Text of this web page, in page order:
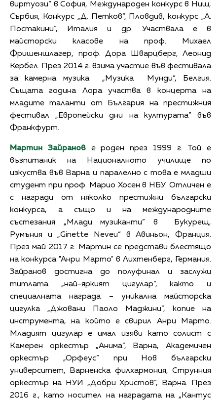
виртуози“ в София, Международен конкурс в Ниш,
Сърбия, Конкурс „Д. Петков“, Пловдив, конкурс „А.
Постакини“, Италия и др. Участвала е в
майсторски класове на проф. Михаел
Фришеншлагер, проф. Дора Шварцберг, Леонид
Кербел. През 2014 г. взима участие във фестивала
за камерна музика „Музика Мунди“, Белгия.
Същата година Лора участва в концерта на
младите таланти от България на престижния
фестивал „Европейски дни на културата” във
Франкфурт.
Мартин Зайранов е роден през 1999 г. Той е
възпитаник на Националното училище по
изкуства във Варна и паралелно с това е младши
студент при проф. Марио Хосен в НБУ. Отличен е
с награди от няколко престижни български
конкурса, а също и на международните
състезания „Млади музиканти” в Букурещ,
Румъния и „Ginette Neveu“ в Авиньон, Франция.
През май 2017 г. Мартин се представи блестящо
на конкурса "Анри Марто" в Лихтенберг, Германия.
Зайранов достигна до полуфинал и заслужи
титлата „най-яркият цигулар“, както и
специалната награда – уникална майсторска
цигулка „Джовани Паоло Маджини”, копие на
инструмента, на който е свирил Анри Марто.
Младият цигулар е имал изяви като солист с
Камерен оркестър „Анима”, Варна, Академичен
оркестър „Орфеус” при Нов български
университет, Варненска филхармония, Струнния
оркестър на НУИ „Добри Христов”, Варна. През
2016 г., като носител на наградата на „Кантус